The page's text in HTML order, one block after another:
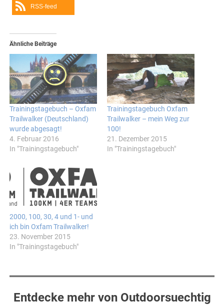
RSS-feed
Ähnliche Beiträge
Trainingstagebuch – Oxfam
Trailwalker (Deutschland)
wurde abgesagt!
4. Februar 2016
In "Trainingstagebuch"
Trainingstagebuch Oxfam
Trailwalker – mein Weg zur
100!
21. Dezember 2015
In "Trainingstagebuch"
2000, 100, 30, 4 und 1- und
ich bin Oxfam Trailwalker!
23. November 2015
In "Trainingstagebuch"
Entdecke mehr von Outdoorsuechtig